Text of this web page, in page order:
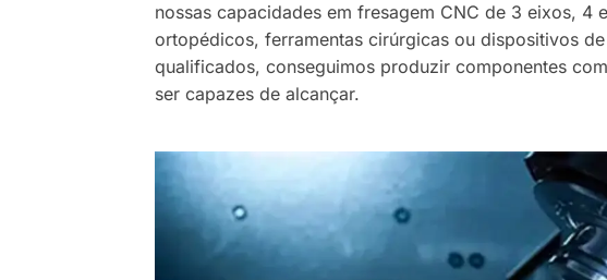
nossas capacidades em fresagem CNC de 3 eixos,
ortopédicos, ferramentas cirúrgicas ou dispositivos
qualificados, conseguimos produzir componentes
ser capazes de alcançar.